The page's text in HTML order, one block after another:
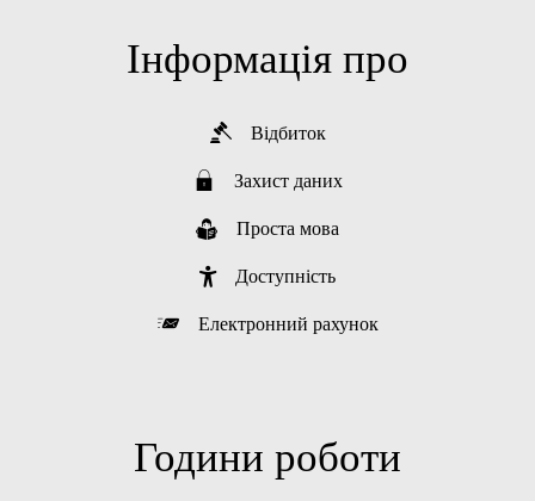
Інформація про
Відбиток
Захист даних
Проста мова
Доступність
Електронний рахунок
Години роботи